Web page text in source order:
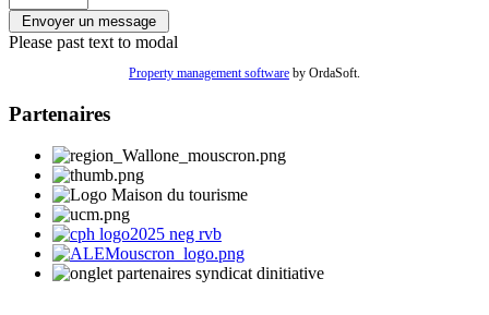
Please past text to modal
Property management software by OrdaSoft.
Partenaires